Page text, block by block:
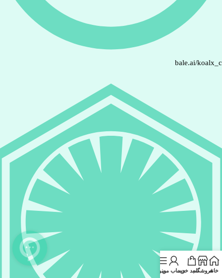
bale.ai/
خانهفروشگاهسبد خریدحساب منمنو